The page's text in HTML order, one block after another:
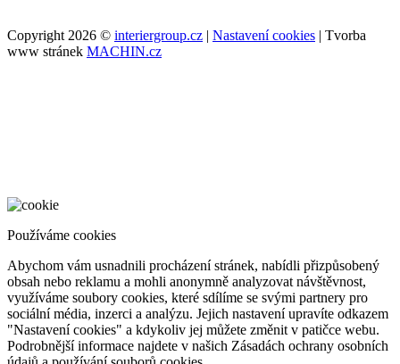
Copyright 2026 © interiergroup.cz | Nastavení cookies | Tvorba
www stránek MACHIN.cz
Používáme cookies
Abychom vám usnadnili procházení stránek, nabídli přizpůsobený
obsah nebo reklamu a mohli anonymně analyzovat návštěvnost,
využíváme soubory cookies, které sdílíme se svými partnery pro
sociální média, inzerci a analýzu. Jejich nastavení upravíte odkazem
"Nastavení cookies" a kdykoliv jej můžete změnit v patičce webu.
Podrobnější informace najdete v našich Zásadách ochrany osobních